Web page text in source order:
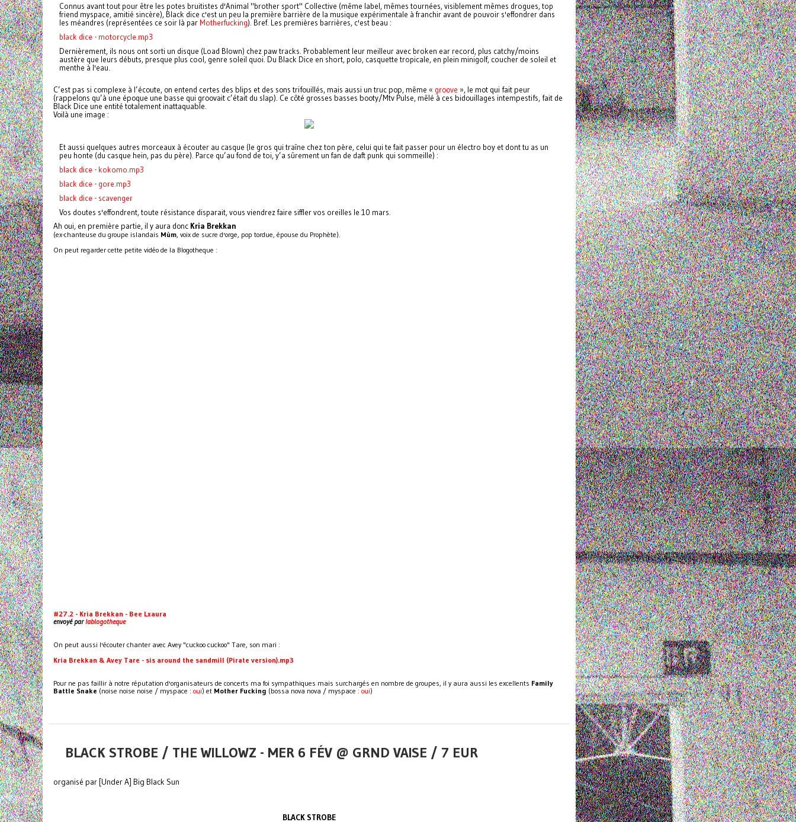
Connus avant tout pour être les potes bruitistes d'Animal "brother sport" Collective (même label, mêmes tournées, visiblement mêmes drogues, top
friend myspace, amitié sincère), Black dice c'est un peu la première barrière de la musique expérimentale à franchir avant de pouvoir s'effondrer dans
les méandres (représentées ce soir là par Motherfucking). Bref. Les premières barrières, c'est beau :
black dice - motorcycle.mp3
Dernièrement, ils nous ont sorti un disque (Load Blown) chez paw tracks. Probablement leur meilleur avec broken ear record, plus catchy/moins
austère que leurs débuts, presque plus cool, genre soleil quoi. Du Black Dice en short, polo, casquette tropicale, en plein minigolf, coucher de soleil et
menthe à l'eau.
C’est pas si complexe à l’écoute, on entend certes des blips et des sons trifouillés, mais aussi un truc pop, même « groove », le mot qui fait peur
(rappelons qu’à une époque une basse qui groovait c’était du slap). Ce côté grosses basses booty/Mtv Pulse, mêlé à ces bidouillages intempestifs, fait de
Black Dice une entité totalement inattaquable.
Voilà une image :
Et aussi quelques autres morceaux à écouter au casque (le gros qui traîne chez ton père, celui qui te fait passer pour un électro boy et dont tu as un
peu honte (du casque hein, pas du père). Parce qu’au fond de toi, y’a sûrement un fan de daft punk qui sommeille) :
black dice - kokomo.mp3
black dice - gore.mp3
black dice - scavenger
Vos doutes s'effondrent, toute résistance disparait, vous viendrez faire siffler vos oreilles le 10 mars.
Ah oui, en première partie, il y aura donc Kria Brekkan
(ex-chanteuse du groupe islandais Mùm, voix de sucre d'orge, pop tordue, épouse du Prophète).
On peut regarder cette petite vidéo de la Blogotheque :
#27.2 - Kria Brekkan - Bee Lxaura
envoyé parlablogotheque
On peut aussi l'écouter chanter avec Avey "cuckoo cuckoo" Tare, son mari :
Kria Brekkan & Avey Tare - sis around the sandmill (Pirate version).mp3
Pour ne pas faillir à notre réputation d'organisateurs de concerts ma foi sympathiques mais surchargés en nombre de groupes, il y aura aussi les excellents Family
Battle Snake (noise noise noise / myspace : oui) et Mother Fucking (bossa nova nova / myspace : oui)
BLACK STROBE / THE WILLOWZ - MER 6 FÉV @ GRND VAISE / 7 EUR
organisé par [Under A] Big Black Sun
BLACK STROBE